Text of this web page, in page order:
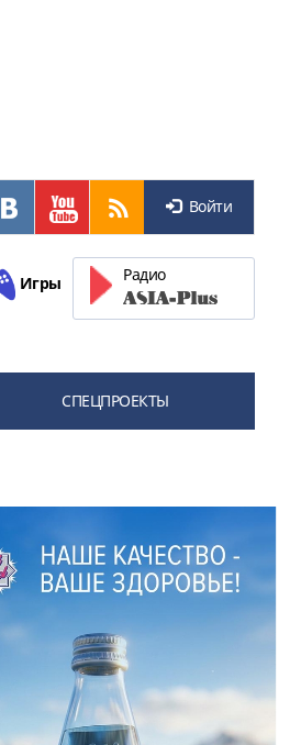
Войти
Игры Радио
СПЕЦПРОЕКТЫ